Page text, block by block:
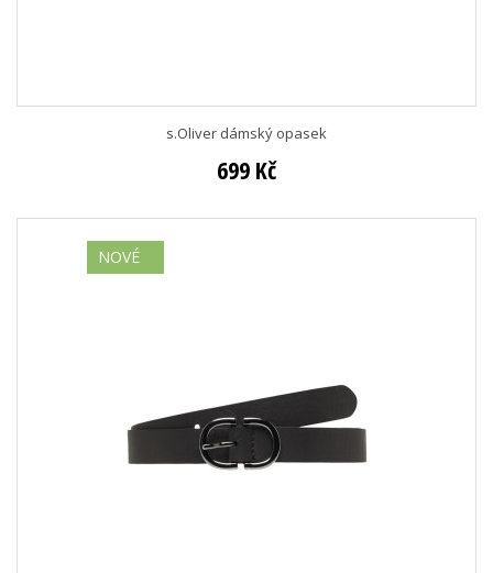
s.Oliver dámský opasek
699 Kč
NOVÉ